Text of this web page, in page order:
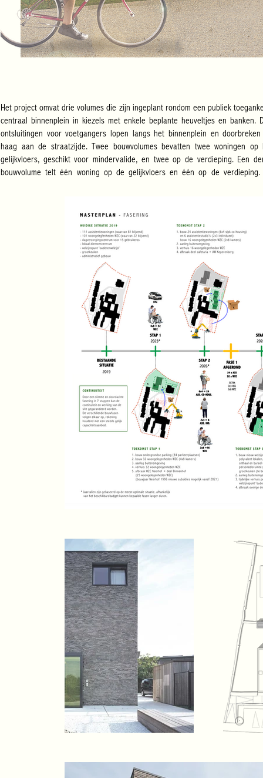
Het project omvat drie volumes die zijn ingeplant rondom een publiek
centraal binnenplein in kiezels met enkele beplante heuveltjes en banken.
ontsluitingen voor voetgangers lopen langs het binnenplein en
haag aan de straatzijde. Twee bouwvolumes bevatten twee woningen op
gelijkvloers, geschikt voor mindervalide, en twee op de verdieping. Een
bouwvolume telt één woning op de gelijkvloers en één op de verdieping.
de verdieping hebben een inpandig terras. Binnen één bouwblok
grondplannen volgens zelfde principe opgebouwd, maar de leefruimten
telkens in een andere richting gedraaid om een goede oriëntatie
terrassen te verkrijgen. De tuinbergingen worden ondergebracht in twee
die de tuinen van de woningen op niveau 0 afschermen van de parking